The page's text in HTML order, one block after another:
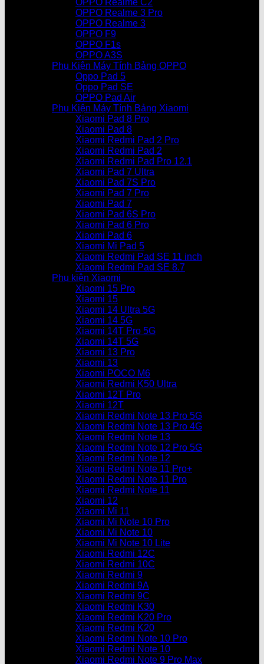
OPPO Realme C2
OPPO Realme 3 Pro
OPPO Realme 3
OPPO F9
OPPO F1s
OPPO A3S
Phụ Kiện Máy Tính Bảng OPPO
Oppo Pad 5
Oppo Pad SE
OPPO Pad Air
Phụ Kiện Máy Tính Bảng Xiaomi
Xiaomi Pad 8 Pro
Xiaomi Pad 8
Xiaomi Redmi Pad 2 Pro
Xiaomi Redmi Pad 2
Xiaomi Redmi Pad Pro 12.1
Xiaomi Pad 7 Ultra
Xiaomi Pad 7S Pro
Xiaomi Pad 7 Pro
Xiaomi Pad 7
Xiaomi Pad 6S Pro
Xiaomi Pad 6 Pro
Xiaomi Pad 6
Xiaomi Mi Pad 5
Xiaomi Redmi Pad SE 11 inch
Xiaomi Redmi Pad SE 8.7
Phụ kiện Xiaomi
Xiaomi 15 Pro
Xiaomi 15
Xiaomi 14 Ultra 5G
Xiaomi 14 5G
Xiaomi 14T Pro 5G
Xiaomi 14T 5G
Xiaomi 13 Pro
Xiaomi 13
Xiaomi POCO M6
Xiaomi Redmi K50 Ultra
Xiaomi 12T Pro
Xiaomi 12T
Xiaomi Redmi Note 13 Pro 5G
Xiaomi Redmi Note 13 Pro 4G
Xiaomi Redmi Note 13
Xiaomi Redmi Note 12 Pro 5G
Xiaomi Redmi Note 12
Xiaomi Redmi Note 11 Pro+
Xiaomi Redmi Note 11 Pro
Xiaomi Redmi Note 11
Xiaomi 12
Xiaomi Mi 11
Xiaomi Mi Note 10 Pro
Xiaomi Mi Note 10
Xiaomi Mi Note 10 Lite
Xiaomi Redmi 12C
Xiaomi Redmi 10C
Xiaomi Redmi 9
Xiaomi Redmi 9A
Xiaomi Redmi 9C
Xiaomi Redmi K30
Xiaomi Redmi K20 Pro
Xiaomi Redmi K20
Xiaomi Redmi Note 10 Pro
Xiaomi Redmi Note 10
Xiaomi Redmi Note 9 Pro Max